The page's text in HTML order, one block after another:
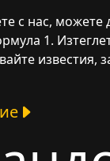
с нас, можете
1.
известия,